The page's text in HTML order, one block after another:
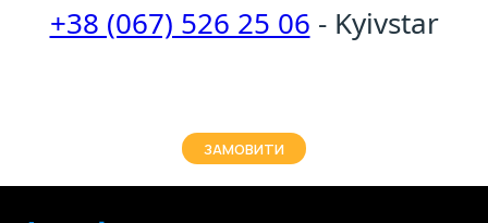
+38 (067) 526 25 06 - Kyivstar
ЗАМОВИТИ